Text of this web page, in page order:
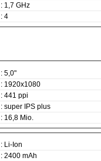
: 1,7 GHz
: 4
: 5,0"
: 1920x1080
: 441 ppi
: super IPS plus
: 16,8 Mio.
: Li-Ion
: 2400 mAh